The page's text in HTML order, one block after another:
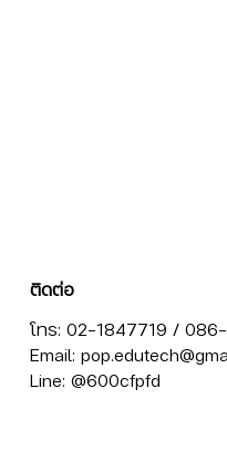
ติดต่อ
โทร: 02-1847719 /
Email:
Line: @600cfpfd